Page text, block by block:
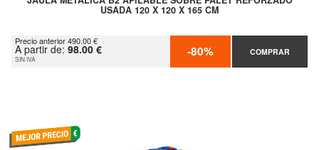
USADA 120 X 120 X 165 CM
Precio anterior 490.00 €
A partir de: 98.00 €
SIN IVA -80% COMPRAR